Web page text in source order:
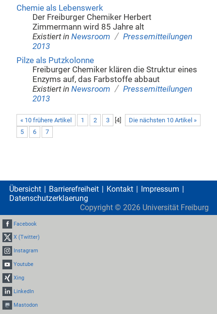
Chemie als Lebenswerk
Der Freiburger Chemiker Herbert
Zimmermann wird 85 Jahre alt
Existiert in Newsroom / Pressemitteilungen
2013
Pilze als Putzkolonne
Freiburger Chemiker klären die Struktur eines
Enzyms auf, das Farbstoffe abbaut
Existiert in Newsroom / Pressemitteilungen
2013
« 10 frühere Artikel Die nächsten 10 Artikel »
1 2 3 4]
5
6 7
Übersicht Barrierefreiheit Kontakt
Impressum
Datenschutzerklaerung
Copyright © 2026 Universität Freiburg
Facebook
X (Twitter)
Instagram
Youtube
Xing
LinkedIn
Mastodon